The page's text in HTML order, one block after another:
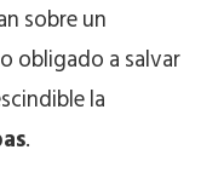
sobre un
obligado a salvar
la
.